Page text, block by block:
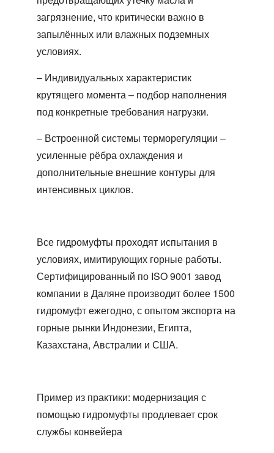
загрязнение, что критически важно в
запылённых или влажных подземных
условиях.
– Индивидуальных характеристик
крутящего момента – подбор наполнения
под конкретные требования нагрузки.
– Встроенной системы терморегуляции –
усиленные рёбра охлаждения и
дополнительные внешние контуры для
интенсивных циклов.
Все гидромуфты проходят испытания в
условиях, имитирующих горные работы.
Сертифицированный по ISO 9001 завод
компании в Даляне производит более 1500
гидромуфт ежегодно, с опытом экспорта на
горные рынки Индонезии, Египта,
Казахстана, Австралии и США.
Пример из практики: модернизация с
помощью гидромуфты продлевает срок
службы конвейера